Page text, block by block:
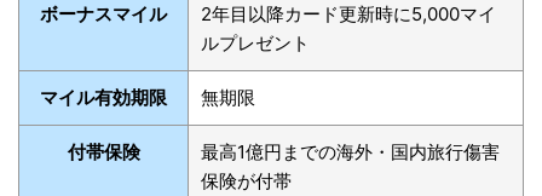
ボーナスマイル
2年目以降カード更新時に5,000マイ
ルプレゼント
マイル有効期限 無期限
付帯保険
最高1億円までの海外・国内旅行傷害
保険が付帯